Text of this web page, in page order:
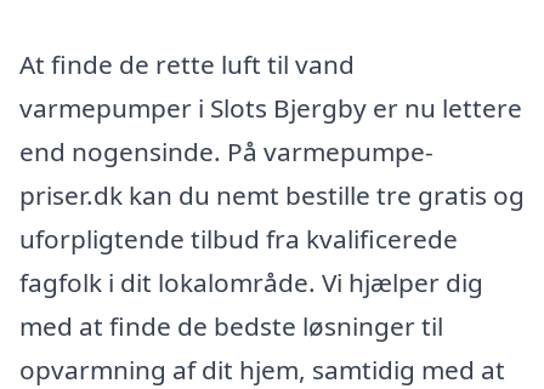
At finde de rette luft til vand
varmepumper i Slots Bjergby er nu lettere
end nogensinde. På varmepumpe-
priser.dk kan du nemt bestille tre gratis og
uforpligtende tilbud fra kvalificerede
fagfolk i dit lokalområde. Vi hjælper dig
med at finde de bedste løsninger til
opvarmning af dit hjem, samtidig med at